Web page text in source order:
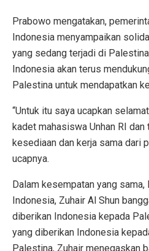
Prabowo mengatakan,
Indonesia menyampaikan
yang sedang terjadi di
Indonesia akan terus
Palestina untuk mendapatkan
“Untuk itu saya ucapkan
kadet mahasiswa Unhan RI
kesediaan dan kerja sama dari
ucapnya.
Dalam kesempatan yang
Indonesia, Zuhair Al Shun
diberikan Indonesia kepada
yang diberikan Indonesia
Palestina, Zuhair menegaskan